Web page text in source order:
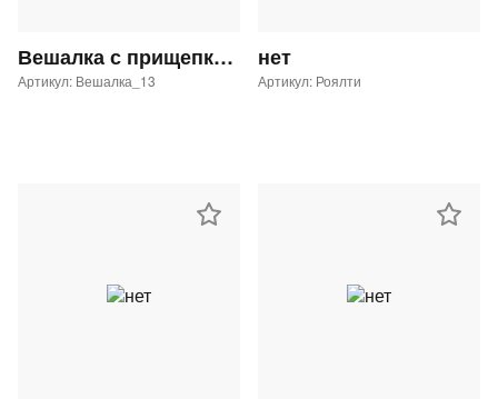
Вешалка с прищепками GL-29 с таргеткой Button Blue
Артикул: Вешалка_13
нет
Артикул: Роялти